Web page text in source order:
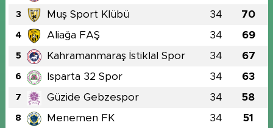
3 Muş Sport Klübü 34 70
4 Aliağa FAŞ 34 69
5 Kahramanmaraş İstiklal Spor 34 67
6 Isparta 32 Spor 34 63
7 Güzide Gebzespor 34 58
8 Menemen FK 34 51